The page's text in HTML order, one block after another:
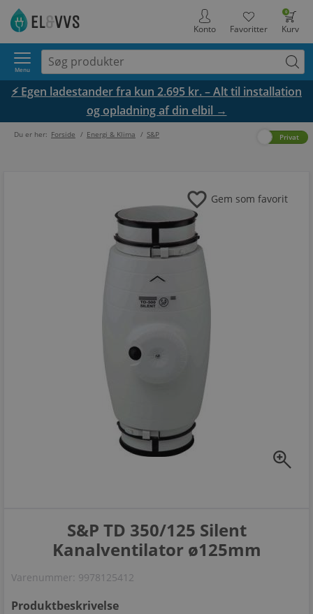
0
Kurv
Favoritter
Konto
Menu
⚡ Egen ladestander fra kun 2.695 kr. – Alt til installation
og opladning af din elbil →
Du er her: Forside / Energi & Klima / S&P Privat
zoom_in
favorite Gem som favorit
S&P TD 350/125 Silent
Kanalventilator ø125mm
Varenummer: 9978125412
Produktbeskrivelse